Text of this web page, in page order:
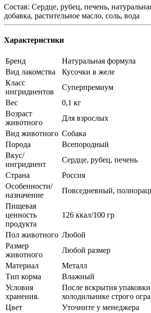
Состав: Сердце, рубец, печень,
добавка, растительное масло, соль, вода
Характеристики
Бренд
Натуральная формула
Вид лакомства
Кусочки в желе
Класс
ингридиентов
Суперпремиум
Вес
0,1 кг
Возраст
животного
Для взрослых
Вид животного Собака
Порода
Всепородный
Вкус/
ингридиент
Сердце, рубец, печень
Страна
Россия
Особенности/
назначение
Повседневный,
Пищевая
ценность
продукта
126 ккал/100 гр
Пол животного Любой
Размер
животного
Любой размер
Материал
Металл
Тип корма
Влажный
Условия
хранения.
После вскрытия
холодильнике строго
Цвет
Уточните у менеджера